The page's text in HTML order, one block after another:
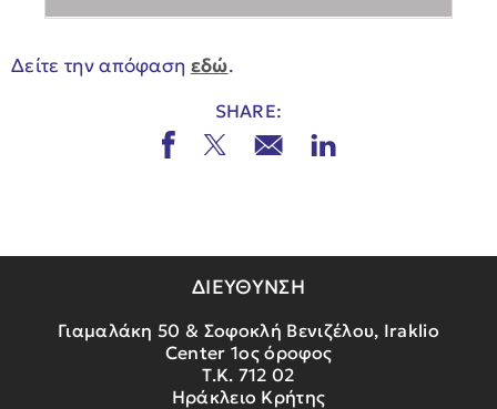
Δείτε την απόφαση εδώ.
SHARE:
ΔΙΕΥΘΥΝΣΗ
Γιαμαλάκη 50 & Σοφοκλή Βενιζέλου, Iraklio
Center 1ος όροφος
Τ.Κ. 712 02
Ηράκλειο Κρήτης